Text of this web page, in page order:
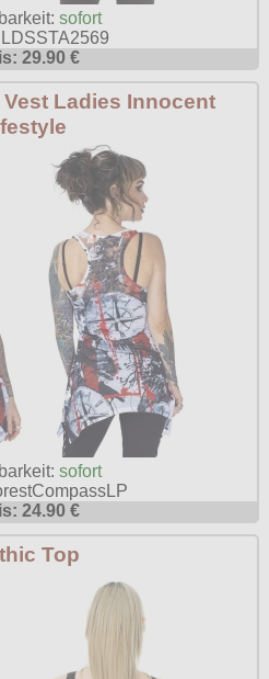
sofort
29.90 €
Ladies Innocent
sofort
24.90 €
Top